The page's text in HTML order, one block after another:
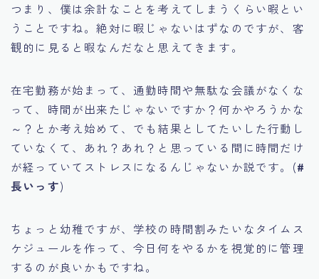
つまり、僕は余計なことを考えてしまうくらい暇とい
うことですね。絶対に暇じゃないはずなのですが、客
観的に見ると暇なんだなと思えてきます。
在宅勤務が始まって、通勤時間や無駄な会議がなくな
って、時間が出来たじゃないですか？何かやろうかな
～？とか考え始めて、でも結果としてたいした行動し
ていなくて、あれ？あれ？と思っている間に時間だけ
が経っていてストレスになるんじゃないか説です。(#
長いっす)
ちょっと幼稚ですが、学校の時間割みたいなタイムス
ケジュールを作って、今日何をやるかを視覚的に管理
するのが良いかもですね。